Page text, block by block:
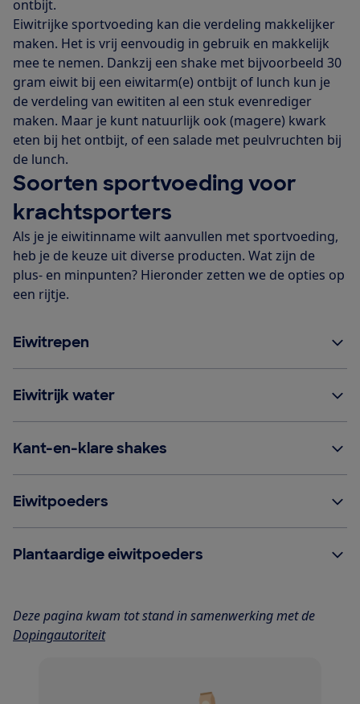
ontbijt.
Eiwitrijke sportvoeding kan die verdeling makkelijker
maken. Het is vrij eenvoudig in gebruik en makkelijk
mee te nemen. Dankzij een shake met bijvoorbeeld 30
gram eiwit bij een eiwitarm(e) ontbijt of lunch kun je
de verdeling van ewititen al een stuk evenrediger
maken. Maar je kunt natuurlijk ook (magere) kwark
eten bij het ontbijt, of een salade met peulvruchten bij
de lunch.
Soorten sportvoeding voor
krachtsporters
Als je je eiwitinname wilt aanvullen met sportvoeding,
heb je de keuze uit diverse producten. Wat zijn de
plus- en minpunten? Hieronder zetten we de opties op
een rijtje.
Eiwitrepen
Eiwitrijk water
Kant-en-klare shakes
Eiwitpoeders
Plantaardige eiwitpoeders
Deze pagina kwam tot stand in samenwerking met de
Dopingautoriteit